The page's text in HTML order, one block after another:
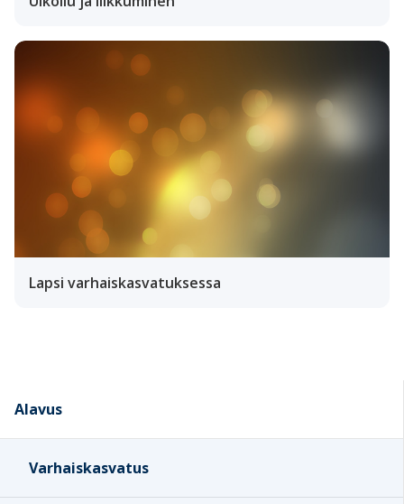
Lapsi varhaiskasvatuksessa
Alavus
Varhaiskasvatus